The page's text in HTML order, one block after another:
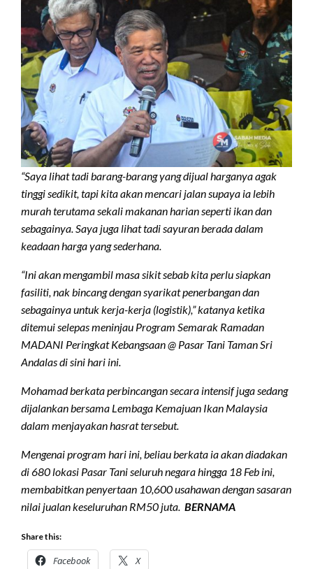
“Saya lihat tadi barang-barang yang dijual harganya agak
tinggi sedikit, tapi kita akan mencari jalan supaya ia lebih
murah terutama sekali makanan harian seperti ikan dan
sebagainya. Saya juga lihat tadi sayuran berada dalam
keadaan harga yang sederhana.
“Ini akan mengambil masa sikit sebab kita perlu siapkan
fasiliti, nak bincang dengan syarikat penerbangan dan
sebagainya untuk kerja-kerja (logistik),” katanya ketika
ditemui selepas meninjau Program Semarak Ramadan
MADANI Peringkat Kebangsaan @ Pasar Tani Taman Sri
Andalas di sini hari ini.
Mohamad berkata perbincangan secara intensif juga sedang
dijalankan bersama Lembaga Kemajuan Ikan Malaysia
dalam menjayakan hasrat tersebut.
Mengenai program hari ini, beliau berkata ia akan diadakan
di 680 lokasi Pasar Tani seluruh negara hingga 18 Feb ini,
membabitkan penyertaan 10,600 usahawan dengan sasaran
nilai jualan keseluruhan RM50 juta. BERNAMA
Share this:
Facebook X